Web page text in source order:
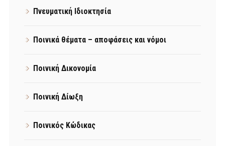
Πνευματική Ιδιοκτησία
Ποινικά θέματα – αποφάσεις και νόμοι
Ποινική Δικονομία
Ποινική Δίωξη
Ποινικός Κώδικας